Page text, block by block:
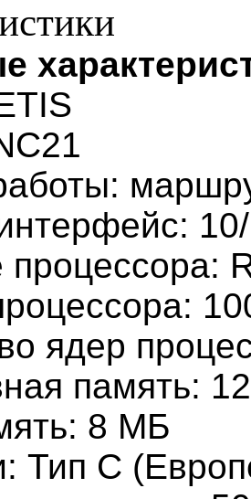
процессора:
ядер
память:
8 МБ
Тип C